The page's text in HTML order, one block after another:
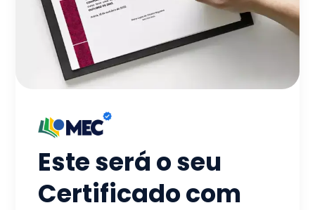
Este será o seu
Certificado com